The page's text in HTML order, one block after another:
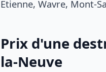
Etienne, Wavre, Mont-
Prix d'une
la-Neuve